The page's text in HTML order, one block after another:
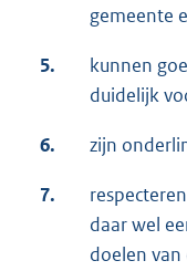
gemeente
5.
kunnen
duidelijk
6. zijn
7.
daar wel
doelen